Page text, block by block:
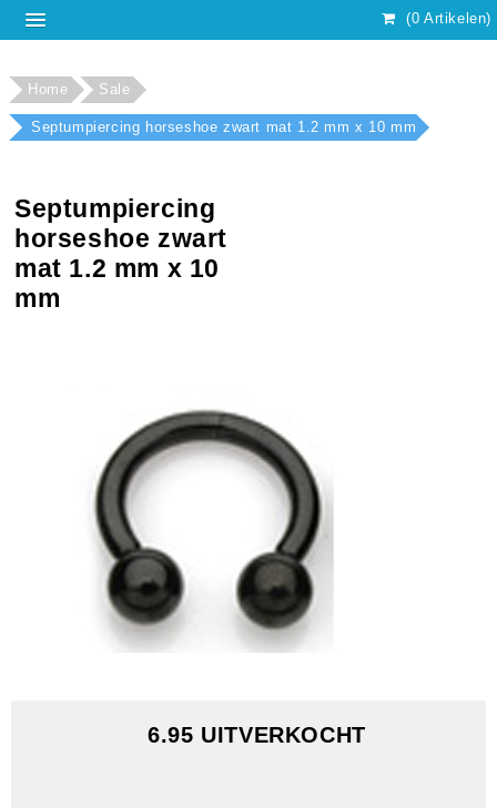
(0 Artikelen)
Home Sale
Septumpiercing horseshoe zwart mat 1.2 mm x 10 mm
Septumpiercing
horseshoe zwart
mat 1.2 mm x 10
mm
6.95 UITVERKOCHT